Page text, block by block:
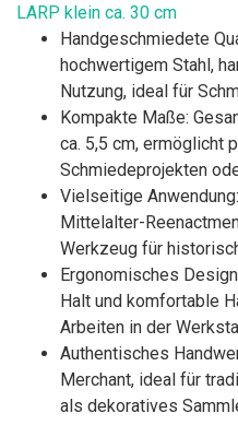
LARP klein ca. 30 cm
Handgeschmiedete
hochwertigem Stahl,
Nutzung, ideal für
Kompakte Maße:
ca. 5,5 cm, ermöglicht
Schmiedeprojekten
Vielseitige
Mittelalter-
Werkzeug für
Ergonomisches
Halt und komfortable
Arbeiten in der
Authentisches
Merchant, ideal für
als dekoratives